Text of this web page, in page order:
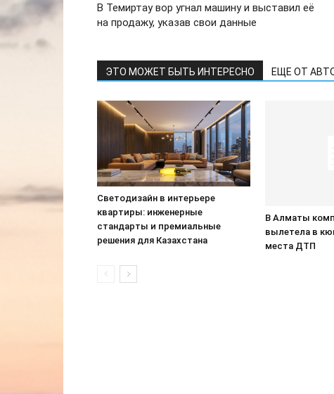
В Темиртау вор угнал машину и выставил её
на продажу, указав свои данные
ЭТО МОЖЕТ БЫТЬ ИНТЕРЕСНО ЕЩЕ ОТ
Светодизайн в интерьере
квартиры: инженерные
стандарты и премиальные
решения для Казахстана
В Алматы
вылетела в
места ДТП